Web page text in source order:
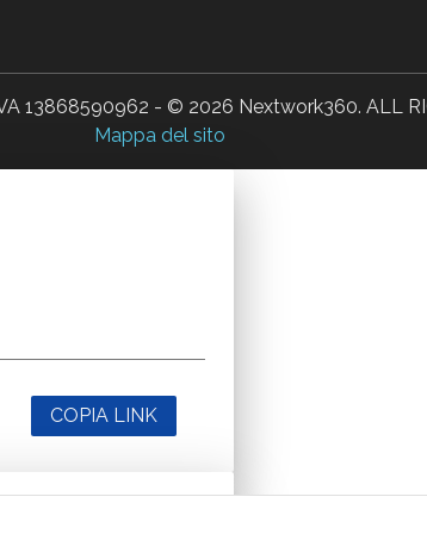
13868590962 - © 2026 Nextwork360. ALL
Mappa del sito
COPIA LINK